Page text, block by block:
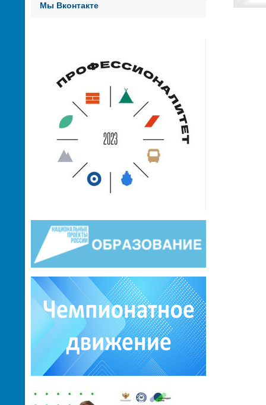
Мы Вконтакте